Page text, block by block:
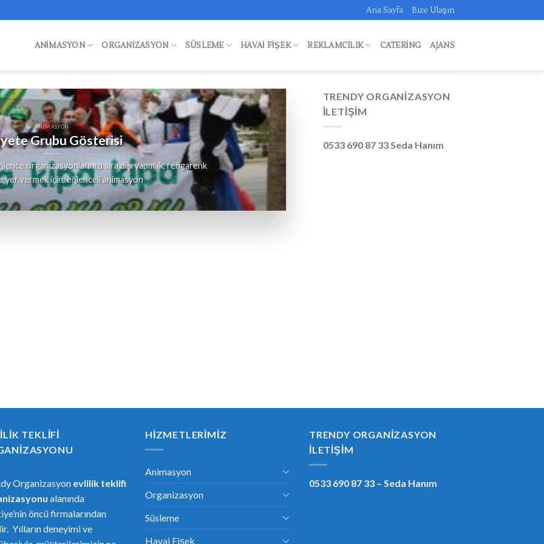
Ana Sayfa Bize Ulaşın
ANIMASYON ORGANIZASYON SÜSLEME HAVAI FIŞEK REKLAMCILIK CATERING AJANS
ANIMASYON
Grubu Gösterisi
organizasyonlarınızı sıra dışı yapmak, rengarenk
yer vermek için, eğlenceli animasyon
TRENDY ORGANIZASYON
İLETIŞIM
0533 690 87 33 Seda Hanım
TEKLIFI
Organizasyon evlilik teklifi
alanında
öncü firmalarından
Yılların deneyimi ve
HIZMETLERIMIZ
Animasyon
Organizasyon
Süsleme
Havai Fişek
TRENDY ORGANIZASYON
İLETIŞIM
0533 690 87 33 – Seda Hanım